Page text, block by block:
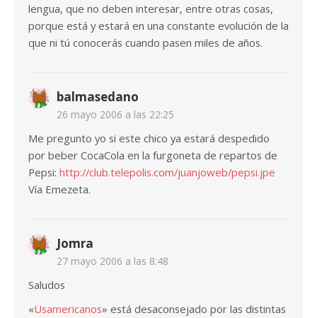
lengua, que no deben interesar, entre otras cosas,
porque está y estará en una constante evolución de la
que ni tú conocerás cuando pasen miles de años.
balmasedano
26 mayo 2006 a las 22:25
Me pregunto yo si este chico ya estará despedido
por beber CocaCola en la furgoneta de repartos de
Pepsi: http://club.telepolis.com/juanjoweb/pepsi.jpe
Vía Emezeta.
Jomra
27 mayo 2006 a las 8:48
Saludos
«Usamericanos» está desaconsejado por las distintas